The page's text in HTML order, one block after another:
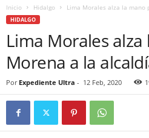
Inicio Hidalgo Lima Morales alza la mano
HIDALGO
Lima Morales
Morena a la
Por Expediente Ultra - 12 Feb, 2020